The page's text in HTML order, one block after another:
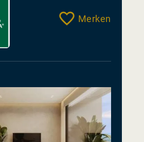
Merken